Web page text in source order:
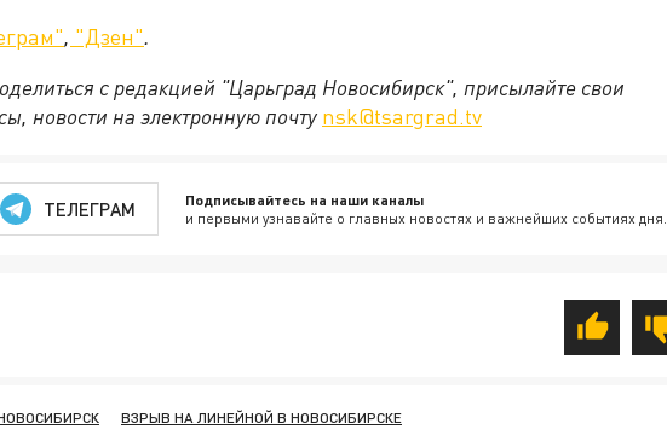
, "Дзен".
с редакцией "Царьград Новосибирск", присылайте свои
новости на электронную почту nsk@tsargrad.tv
ТЕЛЕГРАМ Подписывайтесь на наши каналы
и первыми узнавайте о главных новостях и важнейших событиях дня.
ВЗРЫВ НА ЛИНЕЙНОЙ В НОВОСИБИРСКЕ